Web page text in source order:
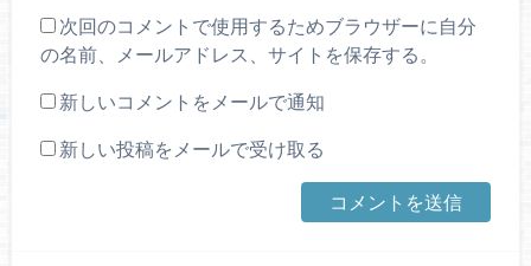
次回のコメントで使用するためブラウザーに自分
の名前、メールアドレス、サイトを保存する。
新しいコメントをメールで通知
新しい投稿をメールで受け取る